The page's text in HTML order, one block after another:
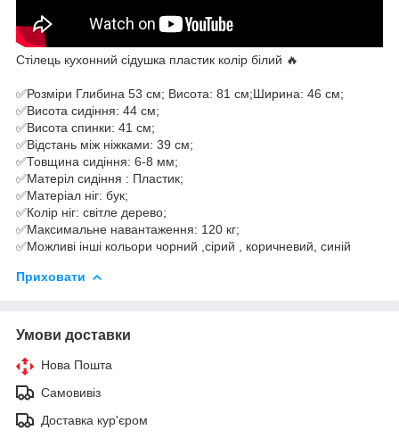
Стілець кухонний сідушка пластик колір білий 🔥
✅Розміри Глибина 53 см; Висота: 81 см;Ширина: 46 см;
✅Висота сидіння: 44 см;
✅Висота спинки: 41 см;
✅Відстань між ніжками: 39 см;
✅Товщина сидіння: 6-8 мм;
✅Матеріл сидіння : Пластик;
✅Матеріал ніг: бук;
✅Колір ніг: світле дерево;
✅Максимальне навантаження: 120 кг;
✅Можливі інші кольори чорний ,сірий , коричневий, синій
Приховати
Умови доставки
Нова Пошта
Самовивіз
Доставка кур'єром